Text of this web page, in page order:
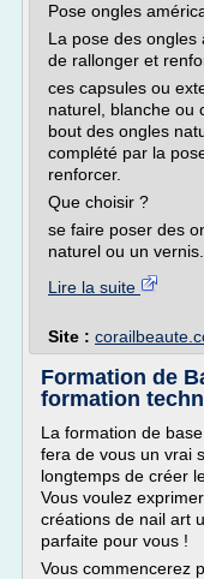
Pose ongles
La pose des ongles
de rallonger et
ces capsules ou
naturel, blanche ou
bout des ongles
complété par la
renforcer.
Que choisir ?
se faire poser des
naturel ou un vernis...
Lire la suite
Site :
Formation de
formation
La formation de
fera de vous un vrai
longtemps de créer
Vous voulez
créations de nail art
parfaite pour vous !
Vous commencerez